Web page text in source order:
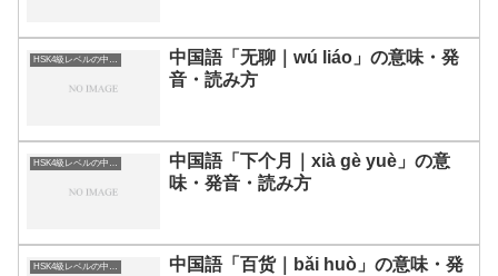
HSK4級レベルの中国語
中国語「无聊｜wú liáo」の意味・発
音・読み方
HSK4級レベルの中国語
中国語「下个月｜xià gè yuè」の意
味・発音・読み方
HSK4級レベルの中国語
中国語「百货｜bǎi huò」の意味・発